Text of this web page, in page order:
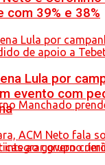
com 39% e 38%
Lula por
evento com